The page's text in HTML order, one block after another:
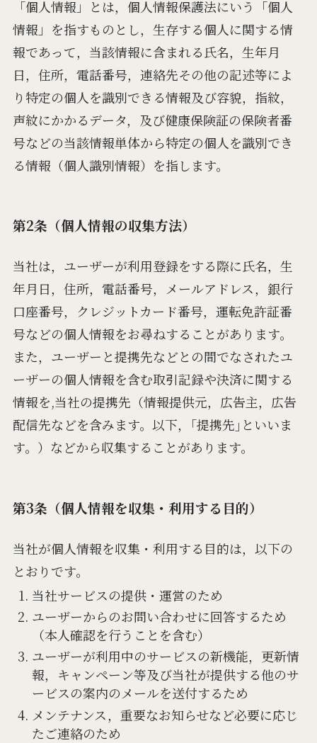
「個人情報」とは，個人情報保護法にいう「個人
情報」を指すものとし，生存する個人に関する情
報であって，当該情報に含まれる氏名，生年月
日，住所，電話番号，連絡先その他の記述等によ
り特定の個人を識別できる情報及び容貌，指紋，
声紋にかかるデータ，及び健康保険証の保険者番
号などの当該情報単体から特定の個人を識別でき
る情報（個人識別情報）を指します。
第2条（個人情報の収集方法）
当社は，ユーザーが利用登録をする際に氏名，生
年月日，住所，電話番号，メールアドレス，銀行
口座番号，クレジットカード番号，運転免許証番
号などの個人情報をお尋ねすることがあります。
また，ユーザーと提携先などとの間でなされたユ
ーザーの個人情報を含む取引記録や決済に関する
情報を,当社の提携先（情報提供元，広告主，広告
配信先などを含みます。以下，｢提携先｣といいま
す。）などから収集することがあります。
第3条（個人情報を収集・利用する目的）
当社が個人情報を収集・利用する目的は，以下の
とおりです。
当社サービスの提供・運営のため
ユーザーからのお問い合わせに回答するため
（本人確認を行うことを含む）
ユーザーが利用中のサービスの新機能，更新情
報，キャンペーン等及び当社が提供する他のサ
ービスの案内のメールを送付するため
メンテナンス，重要なお知らせなど必要に応じ
たご連絡のため